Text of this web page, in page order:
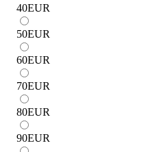
40EUR
50EUR
60EUR
70EUR
80EUR
90EUR